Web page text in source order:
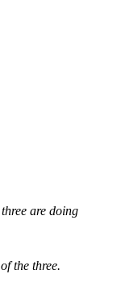
are doing
the three.